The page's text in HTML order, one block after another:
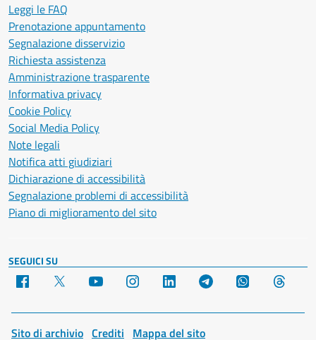
Leggi le FAQ
Prenotazione appuntamento
Segnalazione disservizio
Richiesta assistenza
Amministrazione trasparente
Informativa privacy
Cookie Policy
Social Media Policy
Note legali
Notifica atti giudiziari
Dichiarazione di accessibilità
Segnalazione problemi di accessibilità
Piano di miglioramento del sito
SEGUICI SU
Facebook YouTube Instagram LinkedIn Telegram WhatsApp
Sito di archivio Crediti Mappa del sito